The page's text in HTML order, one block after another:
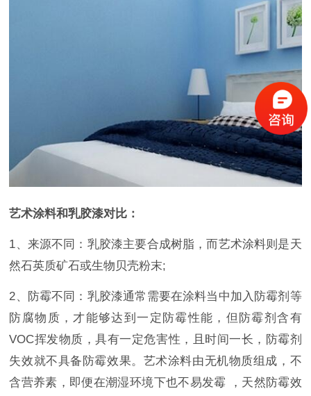
艺术涂料和乳胶漆对比：
1、来源不同：乳胶漆主要合成树脂，而艺术涂料则是天
然石英质矿石或生物贝壳粉末;
2、防霉不同：乳胶漆通常需要在涂料当中加入防霉剂等
防腐物质，才能够达到一定防霉性能，但防霉剂含有
VOC挥发物质，具有一定危害性，且时间一长，防霉剂
失效就不具备防霉效果。艺术涂料由无机物质组成，不
含营养素，即便在潮湿环境下也不易发霉 ，天然防霉效